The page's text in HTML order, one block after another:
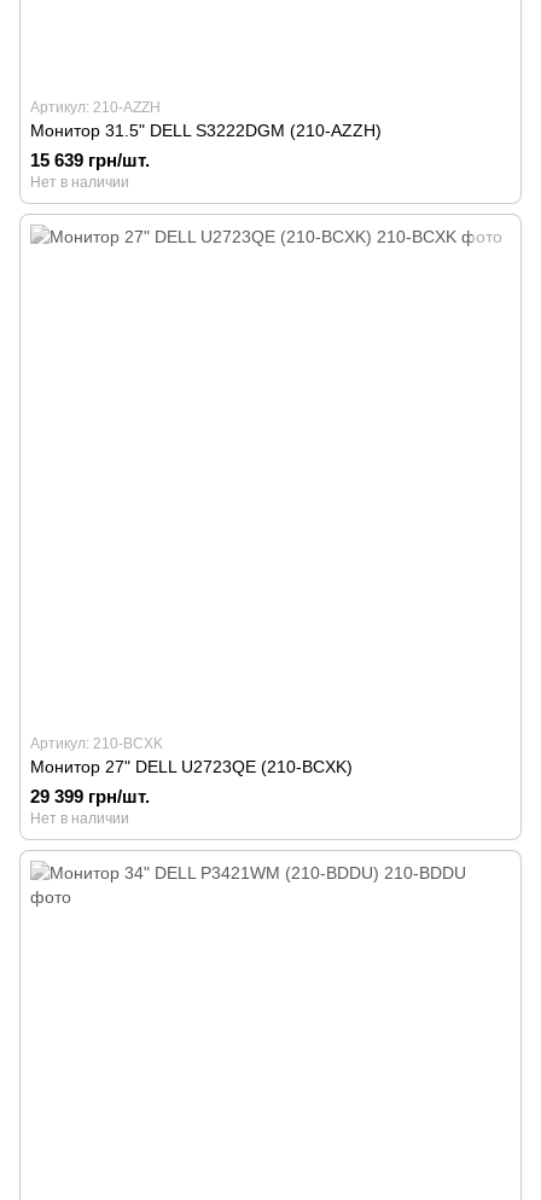
Артикул: 210-AZZH
Монитор 31.5" DELL S3222DGM (210-AZZH)
15 639 грн/шт.
Нет в наличии
Артикул: 210-BCXK
Монитор 27" DELL U2723QE (210-BCXK)
29 399 грн/шт.
Нет в наличии